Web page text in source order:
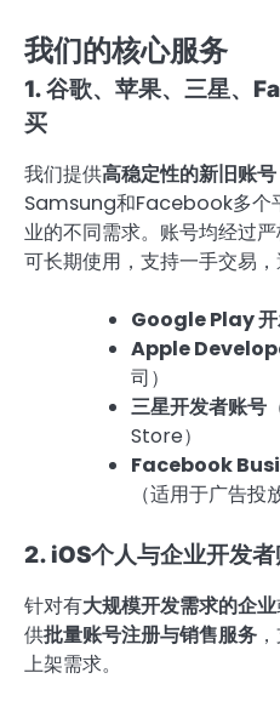
我们的核心服务
1. 谷歌、苹果、三星、
买
我们提供高稳定性的新旧账号
Samsung和Facebook多个
业的不同需求。账号均经过严
可长期使用，支持一手交易，
Google Play 开
Apple
司）
三星开发者账号
Store）
Facebook
（适用于广告投
2. iOS个人与企业开发
针对有大规模开发需求的企业
供批量账号注册与销售服务
上架需求。